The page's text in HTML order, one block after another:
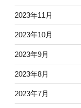
2023年11月
2023年10月
2023年9月
2023年8月
2023年7月